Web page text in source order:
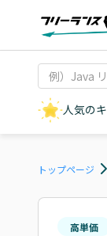
人気の
トップページ
高単価